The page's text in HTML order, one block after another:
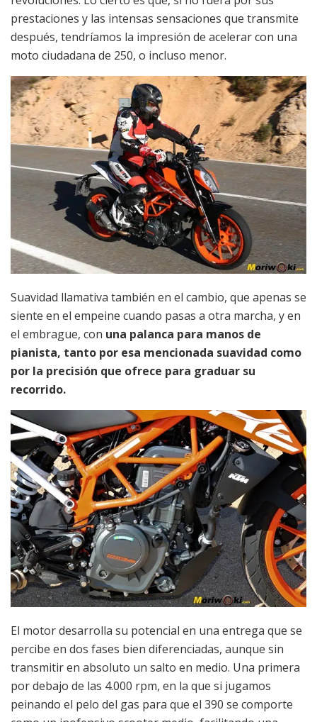
prestaciones y las intensas sensaciones que transmite
después, tendríamos la impresión de acelerar con una
moto ciudadana de 250, o incluso menor.
Suavidad llamativa también en el cambio, que apenas se
siente en el empeine cuando pasas a otra marcha, y en
el embrague, con una palanca para manos de
pianista, tanto por esa mencionada suavidad como
por la precisión que ofrece para graduar su
recorrido.
El motor desarrolla su potencial en una entrega que se
percibe en dos fases bien diferenciadas, aunque sin
transmitir en absoluto un salto en medio. Una primera
por debajo de las 4.000 rpm, en la que si jugamos
peinando el pelo del gas para que el 390 se comporte